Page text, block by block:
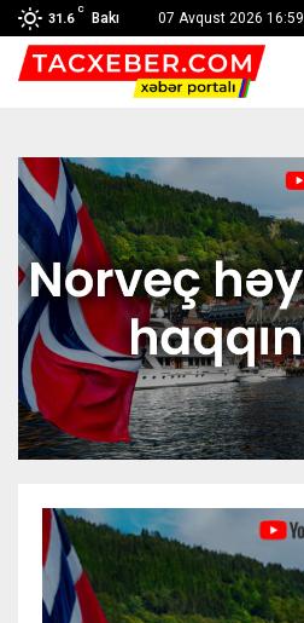
31.6
C
Bakı 07 Avqust 2026 16:59